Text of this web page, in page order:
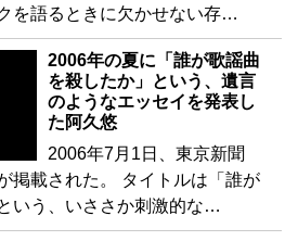
を語るときに欠かせない存…
2006年の夏に「誰が歌謡曲
を殺したか」という、遺言
のようなエッセイを発表し
た阿久悠
2006年7月1日、東京新聞
掲載された。 タイトルは「誰が
いう、いささか刺激的な…